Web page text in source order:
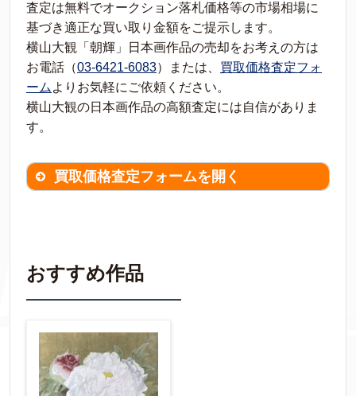
査定は無料でオークション落札価格等の市場相場に
基づき適正な買い取り金額をご提示します。
横山大観「朝輝」日本画作品の売却をお考えの方は
お電話（03-6421-6083）または、 買取価格査定フォ
ーム よりお気軽にご依頼ください。
横山大観の日本画作品の高額査定には自信がありま
す。
買取価格査定フォームを開く
※不明な項目は空欄で結構です。
▼
作品の作家名 【任意】
おすすめ作品